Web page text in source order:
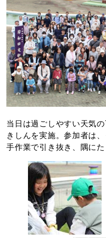
当日は過ごしやすい天気
きしんを実施。参加者は
手作業で引き抜き、隅に